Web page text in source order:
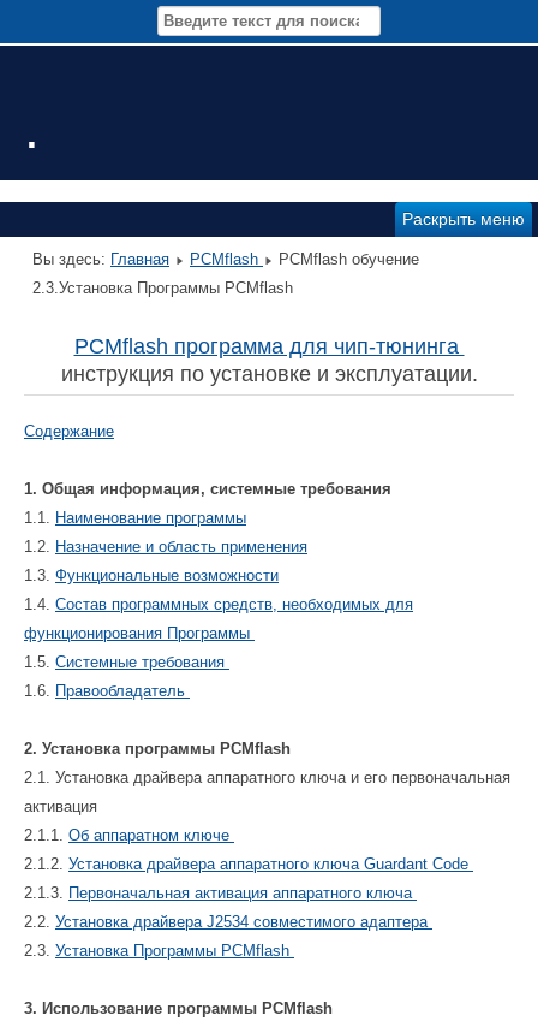
.
Раскрыть меню
Вы здесь: Главная PCMflash
PCMflash обучение
2.3.Установка Программы PCMflash
PCMflash программа для чип-тюнинга
инструкция по установке и эксплуатации.
Содержание
1. Общая информация, системные требования
1.1.
Наименование программы
1.2.
Назначение и область применения
1.3. Функциональные возможности
1.4. Состав программных средств, необходимых для
функционирования Программы
1.5. Системные требования
1.6.
Правообладатель
2. Установка программы PCMflash
2.1. Установка драйвера аппаратного ключа и его первоначальная
активация
2.1.1. Об аппаратном ключе
2.1.2. Установка драйвера аппаратного ключа Guardant Code
2.1.3.
Первоначальная активация аппаратного ключа
2.2. Установка драйвера J2534 совместимого адаптера
2.3. Установка Программы PCMflash
3. Использование программы PCMflash